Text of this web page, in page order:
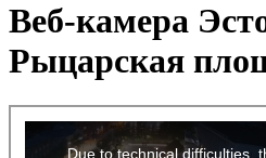
Веб-камера
Рыцарская